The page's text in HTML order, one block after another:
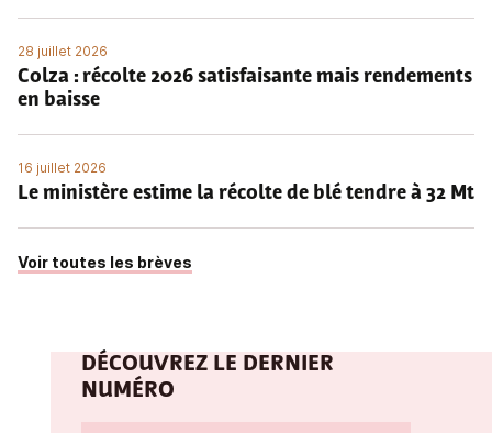
28 juillet 2026
Colza : récolte 2026 satisfaisante mais rendements
en baisse
16 juillet 2026
Le ministère estime la récolte de blé tendre à 32 Mt
Voir toutes les brèves
DÉCOUVREZ LE DERNIER
NUMÉRO